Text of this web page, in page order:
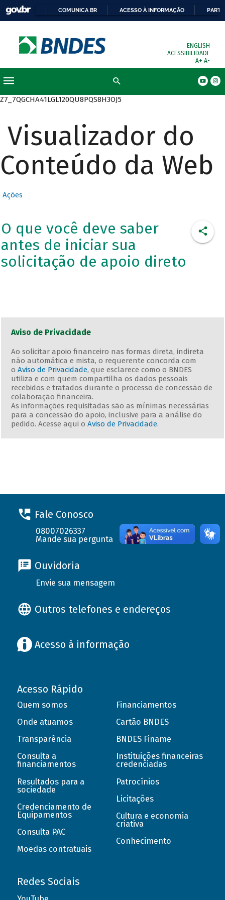
COMUNICA BR ACESSO À INFORMAÇÃO
ENGLISH
ACESSIBILIDADE
A+ A-
Z7_7QGCHA41LGL120QU8PQS8H3OJ5
Visualizador do
Conteúdo da Web
Ações
O que você deve saber
antes de iniciar sua
solicitação de apoio direto
Aviso de Privacidade
Ao solicitar apoio financeiro nas formas direta, indireta
não automática e mista, o requerente concorda com
o Aviso de Privacidade, que esclarece como o BNDES
utiliza e com quem compartilha os dados pessoais
recebidos e tratados durante o processo de concessão de
colaboração financeira.
As informações requisitadas são as mínimas necessárias
para a concessão do apoio, inclusive para a análise do
pedido. Acesse aqui o Aviso de Privacidade.
Fale Conosco
08007026337
Mande sua pergunta
Ouvidoria
Envie sua mensagem
Outros telefones e endereços
Acesso à informação
Acesso Rápido
Quem somos
Onde atuamos
Transparência
Consulta a
financiamentos
Resultados para a
sociedade
Credenciamento de
Equipamentos
Consulta PAC
Moedas contratuais
Financiamentos
Cartão BNDES
BNDES Finame
Instituições financeiras
credenciadas
Patrocínios
Licitações
Cultura e economia
criativa
Conhecimento
Redes Sociais